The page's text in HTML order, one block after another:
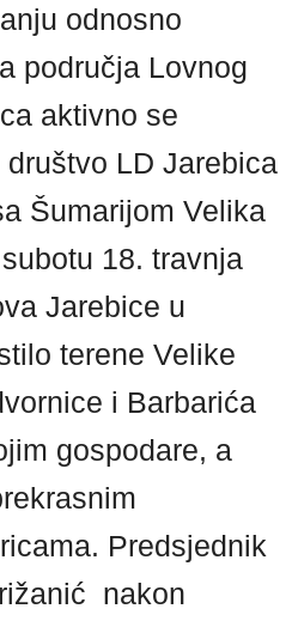
odnosno
područja Lovnog
aktivno se
LD Jarebica
Šumarijom Velika
18. travnja
Jarebice u
terene Velike
i Barbarića
gospodare, a
Predsjednik
nakon